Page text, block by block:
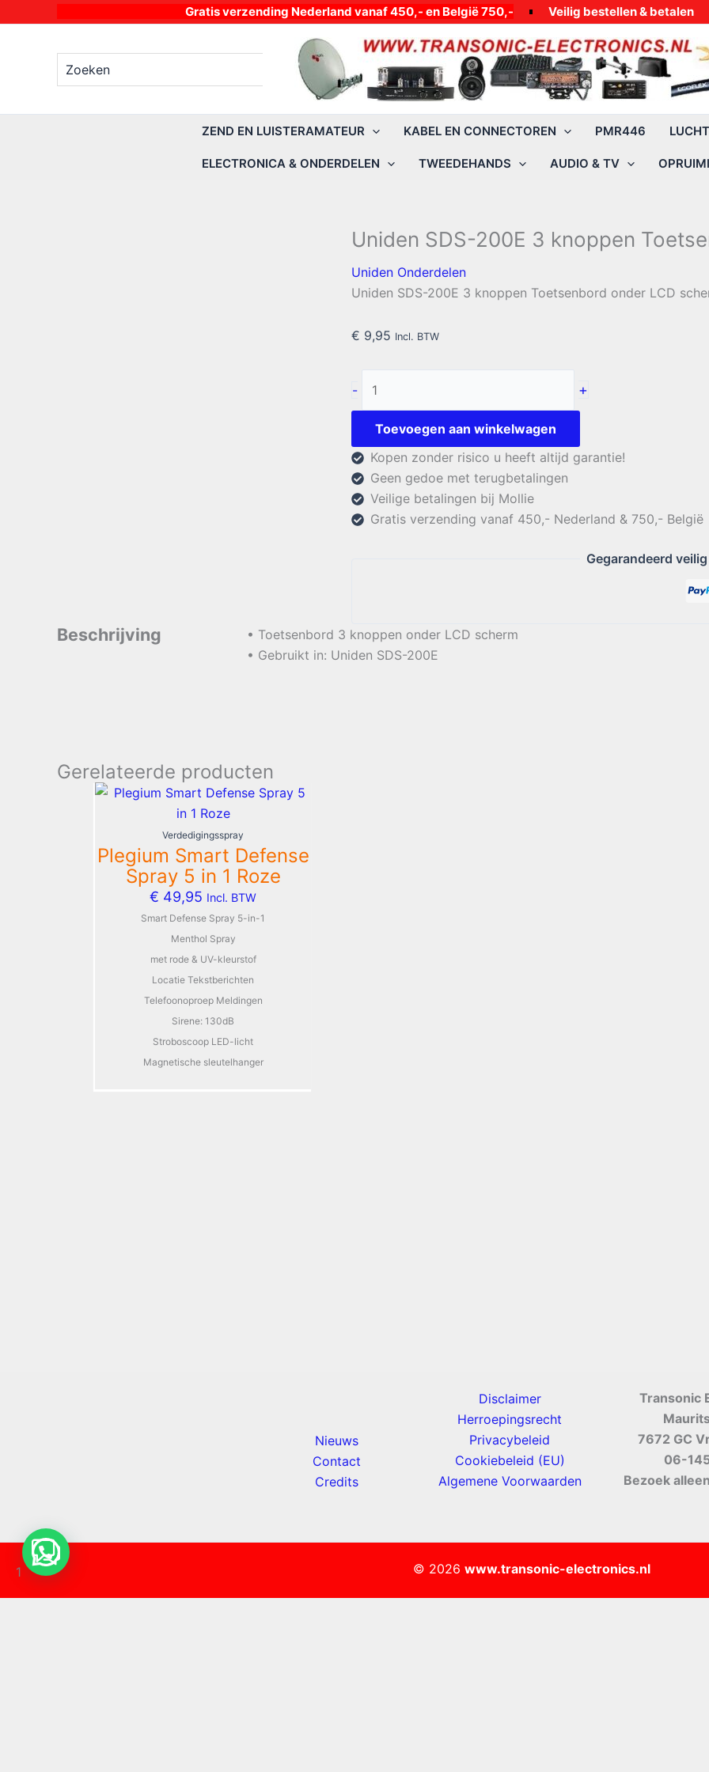
Gratis verzending Nederland vanaf 450,- en België 750,- Veilig bestellen & betalen
naar:
ZEND EN LUISTERAMATEUR KABEL EN CONNECTOREN PMR446
ELECTRONICA & ONDERDELEN TWEEDEHANDS AUDIO & TV
Uniden SDS-200E 3 knoppen
Uniden Onderdelen
Uniden SDS-200E 3 knoppen Toetsenbord onder LCD
€ 9,95 Incl. BTW
-
SDS-
200E
knoppen
Toetsenbord
aantal
+
Toevoegen aan winkelwagen
Kopen zonder risico u heeft altijd garantie!
Geen gedoe met terugbetalingen
Veilige betalingen bij Mollie
Gratis verzending vanaf 450,- Nederland & 750,- België
Gegarandeerd
Beschrijving
• Toetsenbord 3 knoppen onder LCD scherm
• Gebruikt in: Uniden SDS-200E
Gerelateerde producten
Verdedigingsspray
Plegium Smart Defense
Spray 5 in 1 Roze
€ 49,95 Incl. BTW
Smart Defense Spray 5-in-1
Menthol Spray
met rode & UV-kleurstof
Locatie Tekstberichten
Telefoonoproep Meldingen
Sirene: 130dB
Stroboscoop LED-licht
Magnetische sleutelhanger
Nieuws
Contact
Credits
Disclaimer
Herroepingsrecht
Privacybeleid
Cookiebeleid (EU)
Algemene Voorwaarden
Transonic
7672 GC
06-
Bezoek
© 2026 www.transonic-electronics.nl
1